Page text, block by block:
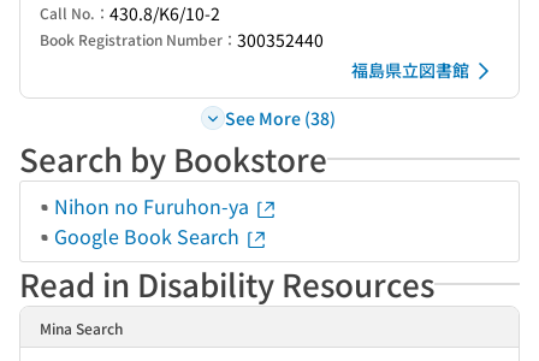
Call No.： 430.8/K6/10-2
Book Registration Number： 300352440
福島県立図書館
See More (38)
Search by Bookstore
Nihon no Furuhon-ya
Google Book Search
Read in Disability Resources
Mina Search